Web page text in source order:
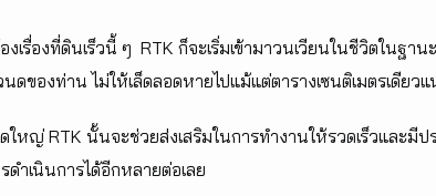
เรื่องที่ดินเร็วนี้ ๆ RTK ก็จะเริ่มเข้ามาวนเวียนในชีวิตในฐา
ของท่าน ไม่ให้เล็ดลอดหายไปแม้แต่ตารางเซนติเมตรเดียว
หญ่ RTK นั้นจะช่วยส่งเสริมในการทำงานให้รวดเร็วและมี
ำเนินการได้อีกหลายต่อเลย